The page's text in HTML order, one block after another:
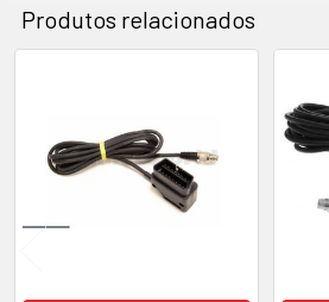
AO CARRINHO
Produtos relacionados
relacionados